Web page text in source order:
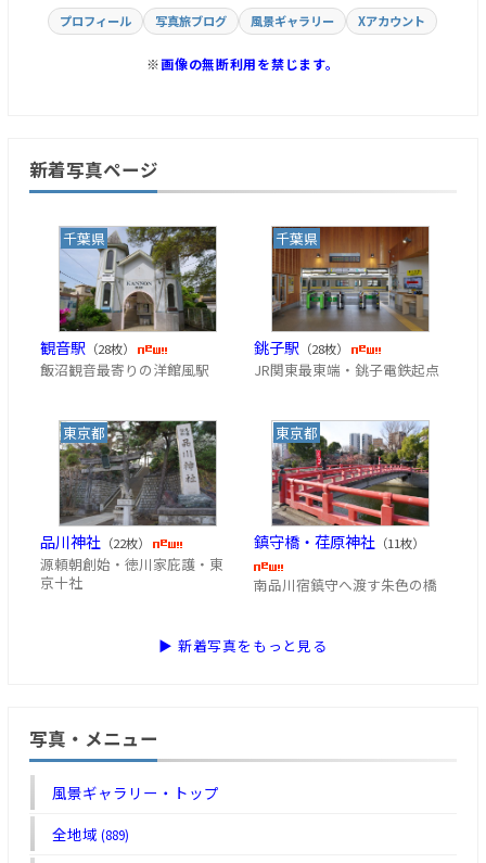
プロフィール 写真旅ブログ 風景ギャラリー Xアカウント
※画像の無断利用を禁じます。
新着写真ページ
千葉県
観音駅 （28枚）
飯沼観音最寄りの洋館風駅
千葉県
銚子駅 （28枚）
JR関東最東端・銚子電鉄起点
東京都
品川神社 （22枚）
源頼朝創始・徳川家庇護・東
京十社
東京都
鎮守橋・荏原神社（11枚）
南品川宿鎮守へ渡す朱色の橋
▶ 新着写真をもっと見る
写真・メニュー
風景ギャラリー・トップ
全地域 (889)